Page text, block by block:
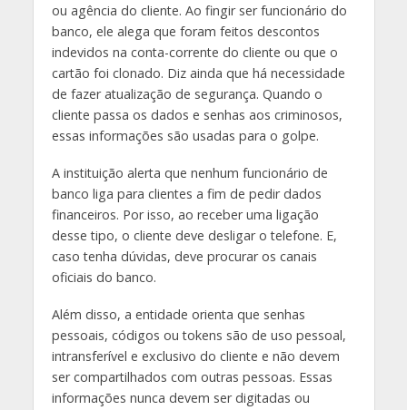
ou agência do cliente. Ao fingir ser funcionário do
banco, ele alega que foram feitos descontos
indevidos na conta-corrente do cliente ou que o
cartão foi clonado. Diz ainda que há necessidade
de fazer atualização de segurança. Quando o
cliente passa os dados e senhas aos criminosos,
essas informações são usadas para o golpe.
A instituição alerta que nenhum funcionário de
banco liga para clientes a fim de pedir dados
financeiros. Por isso, ao receber uma ligação
desse tipo, o cliente deve desligar o telefone. E,
caso tenha dúvidas, deve procurar os canais
oficiais do banco.
Além disso, a entidade orienta que senhas
pessoais, códigos ou tokens são de uso pessoal,
intransferível e exclusivo do cliente e não devem
ser compartilhados com outras pessoas. Essas
informações nunca devem ser digitadas ou